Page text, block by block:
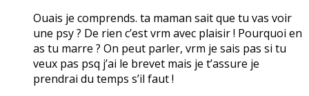
Ouais je comprends. ta maman sait que tu vas voir
une psy ? De rien c’est vrm avec plaisir ! Pourquoi en
as tu marre ? On peut parler, vrm je sais pas si tu
veux pas psq j’ai le brevet mais je t’assure je
prendrai du temps s’il faut !